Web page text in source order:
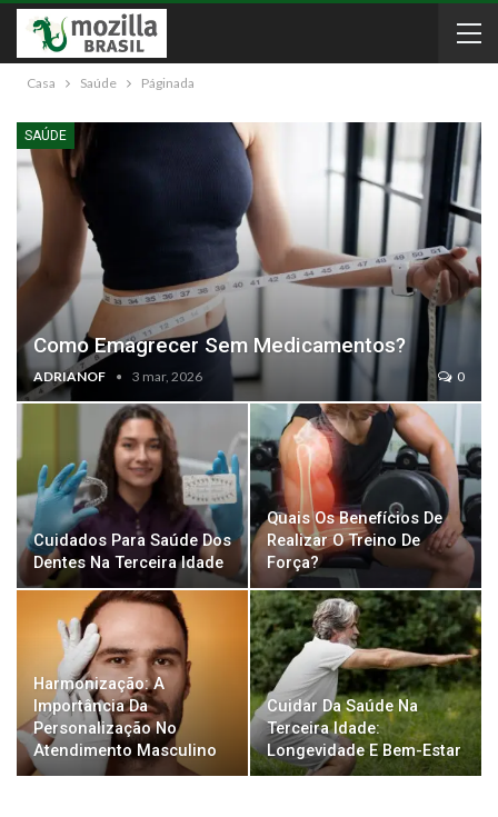
Casa Saúde Páginada
SAÚDE
Como Emagrecer Sem Medicamentos?
ADRIANOF 3 mar, 2026 0
Cuidados Para Saúde Dos
Dentes Na Terceira Idade
Quais Os Benefícios De
Realizar O Treino De
Força?
Harmonização: A
Importância Da
Personalização No
Atendimento Masculino
Cuidar Da Saúde Na
Terceira Idade:
Longevidade E Bem-Estar